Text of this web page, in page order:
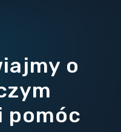
o
pomóc